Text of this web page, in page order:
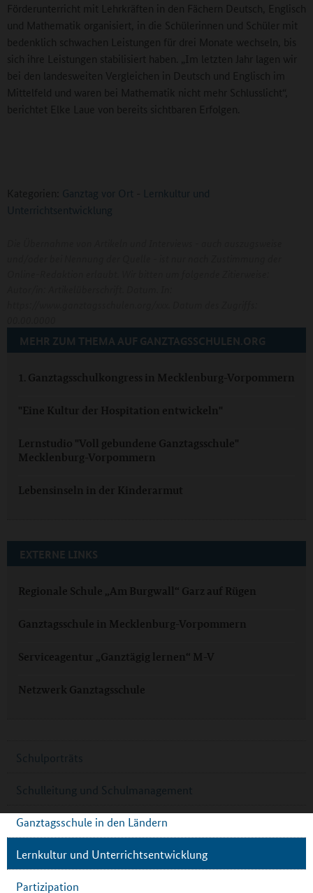
Förderunterricht mit Lehrkräften in den Fächern Deutsch, Englisch
und Mathematik organisiert, in die Schülerinnen und Schüler mit
bedenklich schwachen Leistungen für drei Monate wechseln, bis
sich ihre Leistungen stabilisiert haben. „Im letzten Jahr lagen wir
bei den landesweiten Vergleichen in Deutsch und Englisch im
Mittelfeld und waren bei Mathematik nicht mehr Schlusslicht“,
berichtet Elke Laue von bereits sichtbaren Erfolgen.
Kategorien: Ganztag vor Ort - Lernkultur und
Unterrichtsentwicklung
MEHR ZUM THEMA AUF GANZTAGSSCHULEN.ORG
1. Ganztagsschulkongress in Mecklenburg-Vorpommern
"Eine Kultur der Hospitation entwickeln"
Lernstudio "Voll gebundene Ganztagsschule"
Mecklenburg-Vorpommern
Lebensinseln in der Kinderarmut
EXTERNE LINKS
Regionale Schule „Am Burgwall“ Garz auf Rügen
Ganztagsschule in Mecklenburg-Vorpommern
Serviceagentur „Ganztägig lernen“ M-V
Netzwerk Ganztagsschule
Schulporträts
Schulleitung und Schulmanagement
Ganztagsschule in den Ländern
Lernkultur und Unterrichtsentwicklung
Partizipation